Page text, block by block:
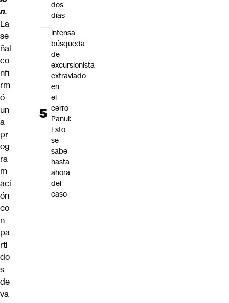
n.
La
se
ñal
co
nfi
rm
ó
un
a
pr
og
ra
m
aci
ón
co
n
pa
rti
do
s
de
va
dos
días
Intensa
búsqueda
de
excursionista
extraviado
en
el
cerro
Panul:
Esto
se
sabe
hasta
ahora
del
caso